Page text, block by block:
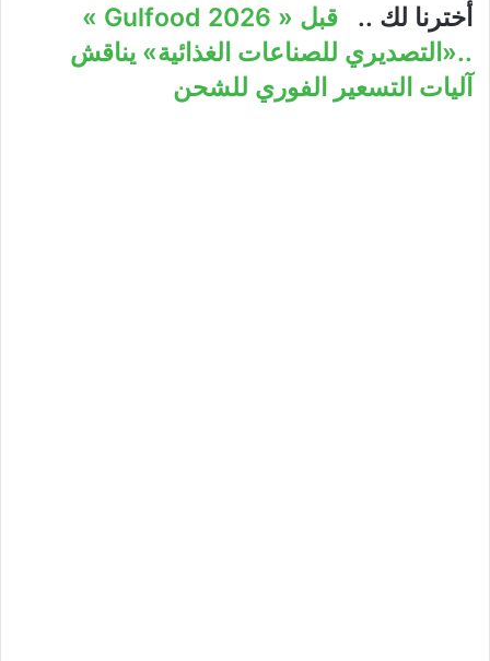
أخترنا لك ..
قبل « 2026 Gulfood »
..«التصديري للصناعات الغذائية» يناقش
آليات التسعير الفوري للشحن